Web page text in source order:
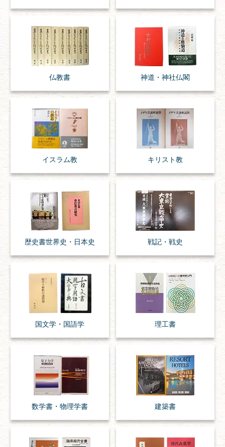
仏教書 神道・神社仏閣
イスラム教 キリスト教
歴史書世界史・ 日本史 戦記・戦史
国文学・ 国語学 理工書
数学書・ 物理学書 建築書